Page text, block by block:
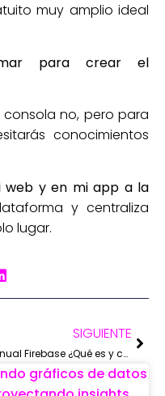
muy amplio ideal
para crear el
no, pero para
conocimientos
web y en mi app a la
y centraliza
lugar.
SIGUIENTE
Manual Firebase ¿Qué es y como usar Firebase Auth?